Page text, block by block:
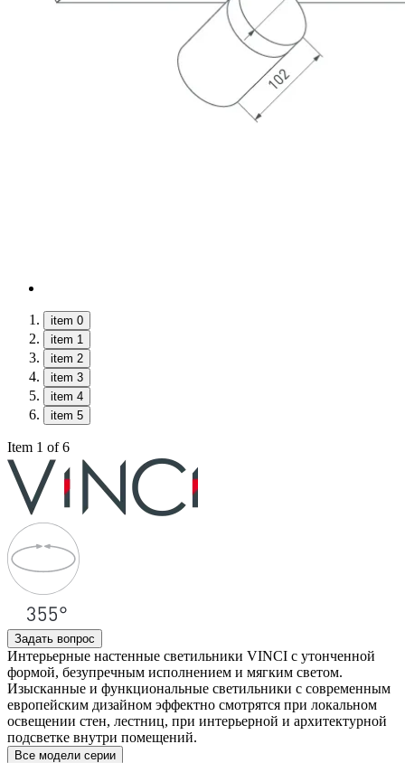
item 0
item 1
item 2
item 3
item 4
item 5
Item 1 of 6
Задать вопрос
Интерьерные настенные светильники VINCI с утонченной
формой, безупречным исполнением и мягким светом.
Изысканные и функциональные светильники с современным
европейским дизайном эффектно смотрятся при локальном
освещении стен, лестниц, при интерьерной и архитектурной
подсветке внутри помещений.
Все модели серии